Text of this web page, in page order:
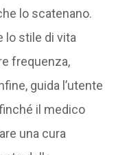
lo scatenano.
lo stile di vita
frequenza,
guida l’utente
il medico
una cura